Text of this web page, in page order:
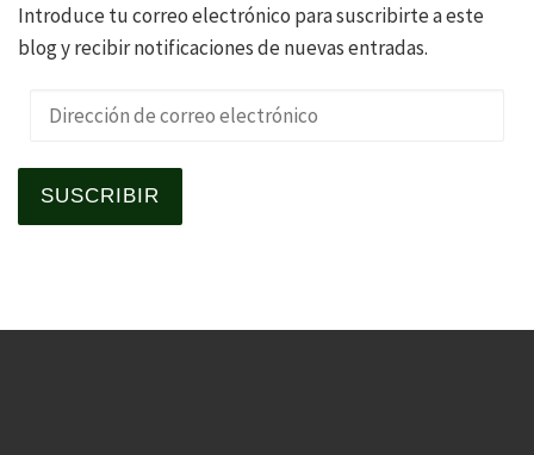
Introduce tu correo electrónico para suscribirte a este
blog y recibir notificaciones de nuevas entradas.
Dirección de correo electrónico
SUSCRIBIR